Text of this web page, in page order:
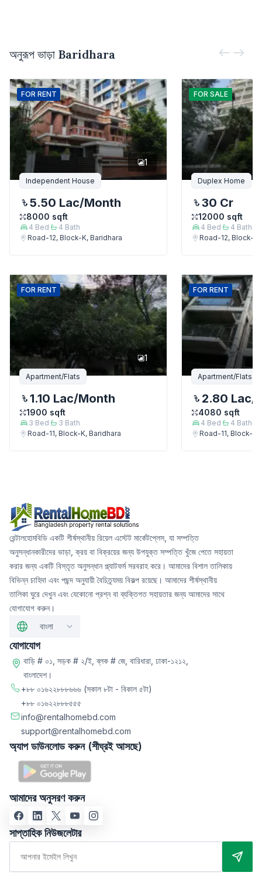
অনুরূপ ভাড়া Baridhara
FOR RENT
1
Independent House
5.50 Lac/Month
8000 sqft
4 Bed 4 Bath
Road-12, Block-K, Baridhara
FOR SALE
Duplex Home
30 Cr
12000 sqft
4 Bed 4 Bath
Road-12, Block-K,
FOR RENT
1
Apartment/Flats
1.10 Lac/Month
1900 sqft
3 Bed 3 Bath
Road-11, Block-K, Baridhara
FOR RENT
Apartment/Flats
2.80 Lac/
4080 sqft
4 Bed 4 Bath
Road-11, Block-K,
রেন্টালহোমবিডি একটি শীর্ষস্থানীয় রিয়েল এস্টেট মার্কেটপ্লেস, যা সম্পত্তি
অনুসন্ধানকারীদের ভাড়া, ক্রয় বা বিক্রয়ের জন্য উপযুক্ত সম্পত্তি খুঁজে পেতে সহায়তা
করার জন্য একটি বিস্তৃত অনুসন্ধান প্ল্যাটফর্ম সরবরাহ করে। আমাদের বিশাল তালিকায়
বিভিন্ন চাহিদা এবং পছন্দ অনুযায়ী বৈচিত্র্যময় বিকল্প রয়েছে। আমাদের শীর্ষস্থানীয়
তালিকা ঘুরে দেখুন এবং যেকোনো প্রশ্ন বা ব্যক্তিগত সহায়তার জন্য আমাদের সাথে
যোগাযোগ করুন।
বাংলা
যোগাযোগ
বাড়ি # ০১, সড়ক # ২/ই, ব্লক # জে, বারিধারা, ঢাকা-১২১২,
বাংলাদেশ।
+৮৮ ০১৬২২৮৮৮৬৬৬ (সকাল ৮টা - বিকাল ৫টা)
+৮৮ ০১৬২২৮৮৮৫৫৫
info@rentalhomebd.com
support@rentalhomebd.com
অ্যাপ ডাউনলোড করুন (শীঘ্রই আসছে)
আমাদের অনুসরণ করুন
সাপ্তাহিক নিউজলেটার